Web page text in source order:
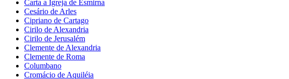
Carta a Igreja de Esmirna
Cesário de Arles
Cipriano de Cartago
Cirilo de Alexandria
Cirilo de Jerusalém
Clemente de Alexandria
Clemente de Roma
Columbano
Cromácio de Aquiléia